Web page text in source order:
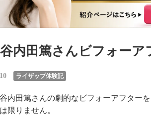
内田篤さんビフォーア
ライザップ体験記
内田篤さんの劇的なビフォーアフター
限りません。